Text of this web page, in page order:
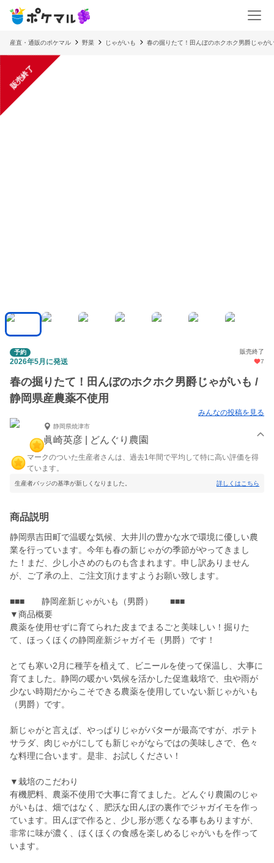
産直・通販のポケマル 野菜 じゃがいも 春の掘りたて！田んぼのホクホク男爵じゃが
販売終了
予約 販売終了
2026年5月に発送 7
春の掘りたて！田んぼのホクホク男爵じゃがいも /
静岡県産農薬不使用
みんなの投稿を見る
静岡県焼津市
眞崎英彦 | どんぐり農園
マークのついた生産者さんは、過去1年間で平均して特に高い評価を得
ています。
生産者バッジの基準が新しくなりました。 詳しくはこちら
商品説明
静岡県吉田町で温暖な気候、大井川の豊かな水で環境に優しい農
業を行っています。今年も春の新じゃがの季節がやってきまし
た！まだ、少し小さめのものも含まれます。申し訳ありません
が、ご了承の上、ご注文頂けますようお願い致します。
■■■ 静岡産新じゃがいも（男爵） ■■■
▼商品概要
農薬を使用せずに育てられた皮までまるごと美味しい！掘りた
て、ほっくほくの静岡産新ジャガイモ（男爵）です！
とても寒い2月に種芋を植えて、ビニールを使って保温し、大事に
育てました。静岡の暖かい気候を活かした促進栽培で、虫や雨が
少ない時期だからこそできる農薬を使用していない新じゃがいも
（男爵）です。
新じゃがと言えば、やっぱりじゃがバターが最高ですが、ポテト
サラダ、肉じゃがにしても新じゃがならではの美味しさで、色々
な料理に合います。是非、お試しください！
▼栽培のこだわり
有機肥料、農薬不使用で大事に育てました。どんぐり農園のじゃ
がいもは、畑ではなく、肥沃な田んぼの裏作でジャガイモを作っ
ています。田んぼで作ると、少し形が悪くなる事もありますが、
非常に味が濃く、ほくほくの食感を楽しめるじゃがいもを作って
います。